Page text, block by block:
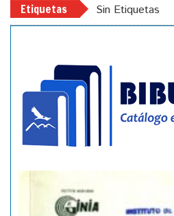
Etiquetas Sin Etiquetas